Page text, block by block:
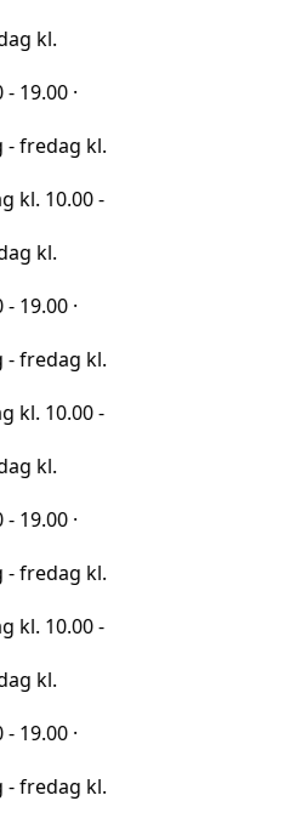
kl.
-
kl.
-
kl.
-
kl.